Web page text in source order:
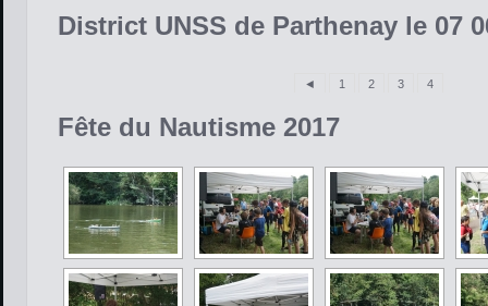
District UNSS de Parthenay le 07
◄ 1 2 3 4
Fête du Nautisme 2017